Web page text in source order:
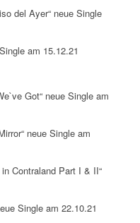
del Ayer“ neue Single
am 15.12.21
Got“ neue Single am
neue Single am
Contraland Part I & II“
Single am 22.10.21